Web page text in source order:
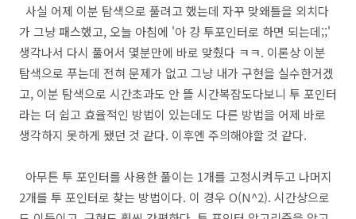
사실 어제 이분 탐색으로 풀려고 했는데 자꾸 맞왜틀을 외치다
가 그냥 패스했고, 오늘 아침에 '아 걍 투포인터로 하면 되는데;;'
생각나서 다시 풀어서 몇분만에 바로 맞췄다 ㅋㅋ. 이론상 이분
탐색으로 푸는데 전혀 문제가 없고 그냥 내가 구현을 실수한거겠
고, 이분 탐색으로 시간초과도 안 뜰 시간복잡도다보니 투 포인터
라는 더 쉽고 효율적인 방법이 있는데도 다른 방법을 어제 바로
생각하지 못하게 됐던 것 같다. 이후엔 주의해야할 것 같다.
아무튼 투 포인터를 사용한 풀이는 1개를 고정시켜두고 나머지
2개를 투 포인터로 찾는 방법이다. 이 경우 O(N^2). 시간상으로